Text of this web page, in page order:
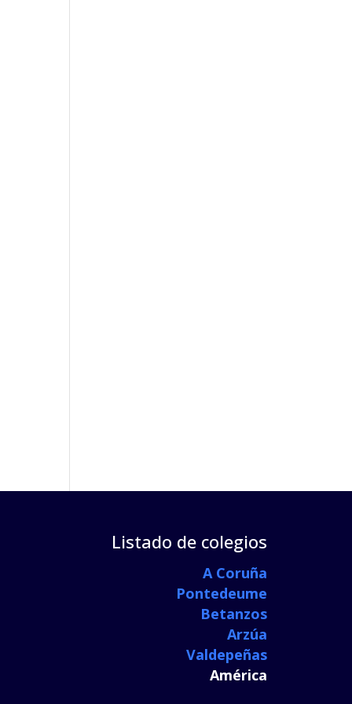
Listado de colegios
A Coruña
Pontedeume
Betanzos
Arzúa
Valdepeñas
América